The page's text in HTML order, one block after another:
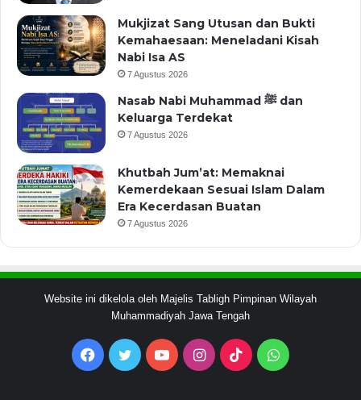
Mukjizat Sang Utusan dan Bukti
Kemahaesaan: Meneladani Kisah
Nabi Isa AS
7 Agustus 2026
Nasab Nabi Muhammad ﷺ dan
Keluarga Terdekat
7 Agustus 2026
Khutbah Jum’at: Memaknai
Kemerdekaan Sesuai Islam Dalam
Era Kecerdasan Buatan
7 Agustus 2026
Website ini dikelola oleh Majelis Tabligh Pimpinan Wilayah
Muhammadiyah Jawa Tengah
Facebook
Twitter YouTubeInstagram
TikTokWhatsApp